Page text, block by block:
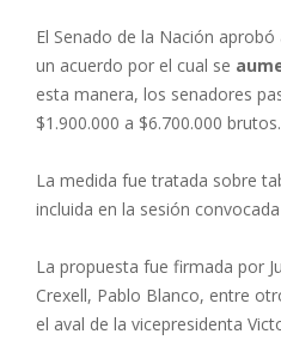
El Senado de la Nación
un acuerdo por el cual se
esta manera, los senadores
$1.900.000 a $6.700.000 brutos.
La medida fue tratada sobre
incluida en la sesión
La propuesta fue firmada por
Crexell, Pablo Blanco, entre
el aval de la vicepresidenta